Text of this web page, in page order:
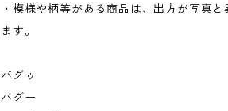
・模様や柄等がある商品は、出方が写真
ます。
バグゥ
バグー